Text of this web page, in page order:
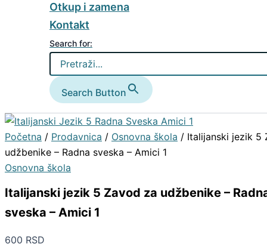
Otkup i zamena
Kontakt
Search for:
Search Button
Početna / Prodavnica / Osnovna škola / Italijanski jezik 5
udžbenike – Radna sveska – Amici 1
Osnovna škola
Italijanski jezik 5 Zavod za udžbenike –
sveska – Amici 1
600 RSD